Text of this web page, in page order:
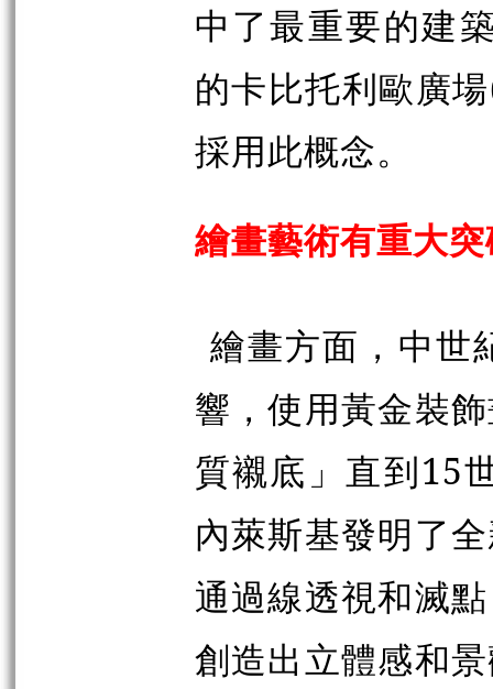
中了最重要的建
的卡比托利歐廣
採用此概念。
繪畫藝術有重大
繪畫方面，中世
響，使用黃金裝
質襯底」直到15
內萊斯基發明了
通過線透視和滅
創造出立體感和